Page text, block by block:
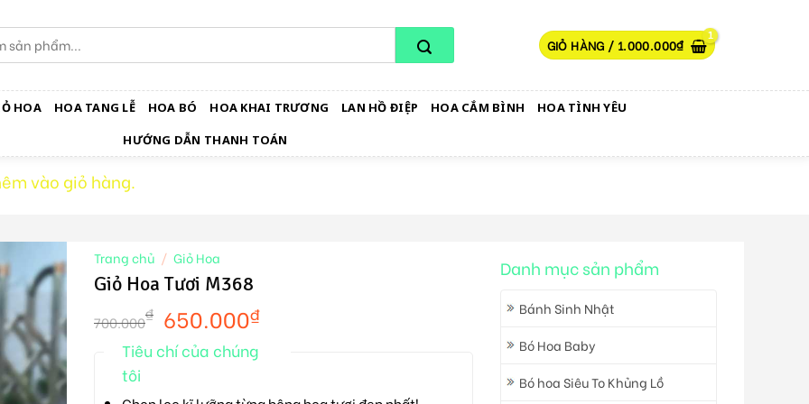
GIỎ HÀNG / 1.000.000₫
HOA HOA TANG LỄ HOA BÓ HOA KHAI TRƯƠNG LAN HỒ ĐIỆP HOA CẮM BÌNH
HOA TÌNH YÊU
HƯỚNG DẪN THANH TOÁN
vào giỏ hàng.
Danh mục sản phẩm
Bánh Sinh Nhật
Bó Hoa Baby
Bó hoa Siêu To Khủng Lồ
Trang chủ / Giỏ Hoa
Giỏ Hoa Tươi M368
700.000₫ 650.000₫
Tiêu chí của chúng
tôi